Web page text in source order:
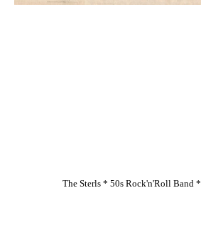
The Sterls * 50s Rock'n'Roll Band *